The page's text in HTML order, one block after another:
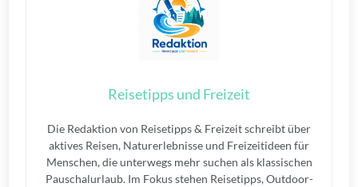
Reisetipps und Freizeit
Die Redaktion von Reisetipps & Freizeit schreibt über
aktives Reisen, Naturerlebnisse und Freizeitideen für
Menschen, die unterwegs mehr suchen als klassischen
Pauschalurlaub. Im Fokus stehen Reisetipps, Outdoor-